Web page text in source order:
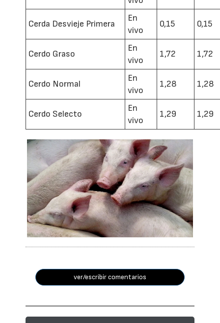
Cerda Desvieje Primera
En
vivo
0,15 0,15
Cerdo Graso
En
vivo
1,72 1,72
Cerdo Normal
En
vivo
1,28 1,28
Cerdo Selecto
En
vivo
1,29 1,29
ver/escribir comentarios